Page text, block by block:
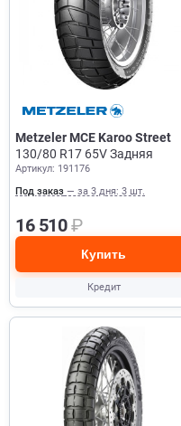
Metzeler MCE Karoo Street
130/80 R17 65V Задняя
Артикул: 191176
Под заказ — за 3 дня: 3 шт.
16 510₽
Купить
Кредит